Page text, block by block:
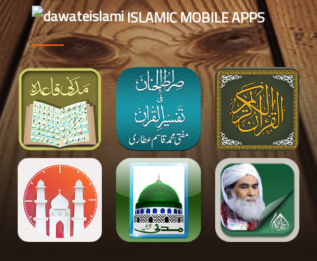
بقیع پاک: تذکرہ و زیارتISLAMIC MOBILE APPS